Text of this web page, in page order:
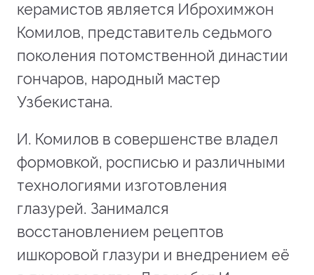
керамистов является Иброхимжон
Комилов, представитель седьмого
поколения потомственной династии
гончаров, народный мастер
Узбекистана.
И. Комилов в совершенстве владел
формовкой, росписью и различными
технологиями изготовления
глазурей. Занимался
восстановлением рецептов
ишкоровой глазури и внедрением её